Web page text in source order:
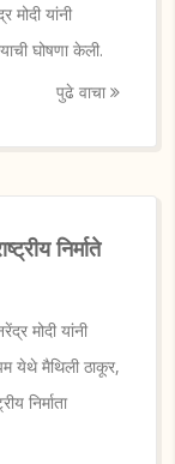
मोदी यांनी
घोषणा केली.
पुढे वाचा
निर्माते
मोदी यांनी
येथे मैथिली ठाकूर,
निर्माता